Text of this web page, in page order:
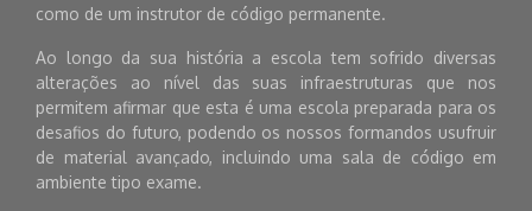
como de um instrutor de código permanente.
Ao longo da sua história a escola tem sofrido diversas
alterações ao nível das suas infraestruturas que nos
permitem afirmar que esta é uma escola preparada para os
desafios do futuro, podendo os nossos formandos usufruir
de material avançado, incluindo uma sala de código em
ambiente tipo exame.